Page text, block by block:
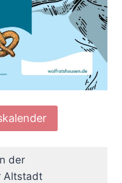
der
Altstadt